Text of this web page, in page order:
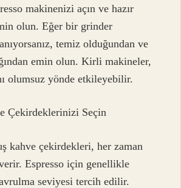
makinenizi açın ve hazır
olun. Eğer bir grinder
temiz olduğundan ve
emin olun. Kirli makineler,
olumsuz yönde etkileyebilir.
Çekirdeklerinizi Seçin
kahve çekirdekleri, her zaman
Espresso için genellikle
seviyesi tercih edilir.